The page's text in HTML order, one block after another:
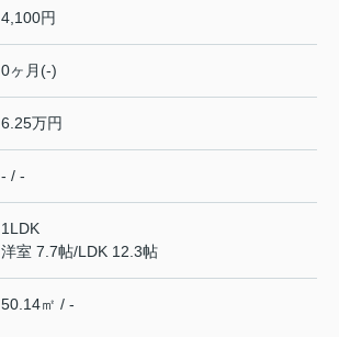
4,100円
0ヶ月(-)
6.25万円
- / -
1LDK
洋室 7.7帖/LDK 12.3帖
50.14㎡ / -